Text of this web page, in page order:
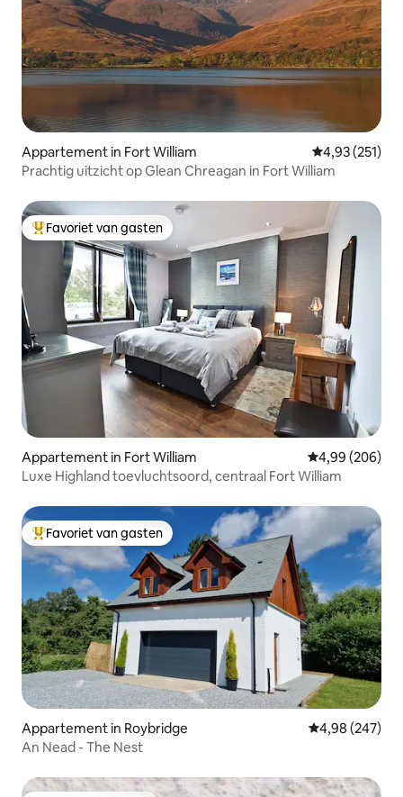
Appartement in Fort William Gemiddelde
4,93 (251)
Prachtig uitzicht op Glean Chreagan in Fort William
Topfavoriet van gasten
Favoriet van gasten
Appartement in Fort William Gemiddelde
4,99 (206)
Luxe Highland toevluchtsoord, centraal Fort William
Topfavoriet van gasten
Favoriet van gasten
Appartement in Roybridge Gemiddelde
4,98 (247)
An Nead - The Nest